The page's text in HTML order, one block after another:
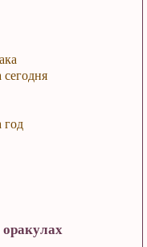
год